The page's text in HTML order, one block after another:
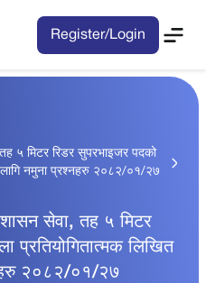
Register/Login
५ मिटर रिडर सुपरभाइजर पदको
लागि नमुना प्रश्नहरु २०८२/०१/२७
सेवा, तह ५ मिटर
प्रतियोगितात्मक लिखित
२०८२/०१/२७